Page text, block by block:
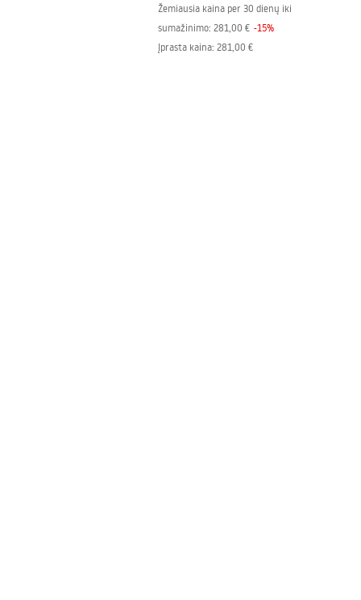
Žemiausia kaina per 30 dienų iki
sumažinimo: 281,00 € -15%
Įprasta kaina: 281,00 €